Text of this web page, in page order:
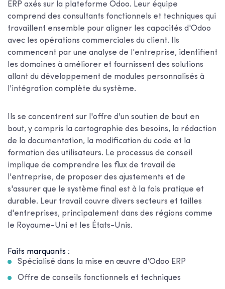
ERP axés sur la plateforme Odoo. Leur équipe
comprend des consultants fonctionnels et techniques qui
travaillent ensemble pour aligner les capacités d'Odoo
avec les opérations commerciales du client. Ils
commencent par une analyse de l'entreprise, identifient
les domaines à améliorer et fournissent des solutions
allant du développement de modules personnalisés à
l'intégration complète du système.
Ils se concentrent sur l'offre d'un soutien de bout en
bout, y compris la cartographie des besoins, la rédaction
de la documentation, la modification du code et la
formation des utilisateurs. Le processus de conseil
implique de comprendre les flux de travail de
l'entreprise, de proposer des ajustements et de
s'assurer que le système final est à la fois pratique et
durable. Leur travail couvre divers secteurs et tailles
d'entreprises, principalement dans des régions comme
le Royaume-Uni et les États-Unis.
Faits marquants :
Spécialisé dans la mise en œuvre d'Odoo ERP
Offre de conseils fonctionnels et techniques